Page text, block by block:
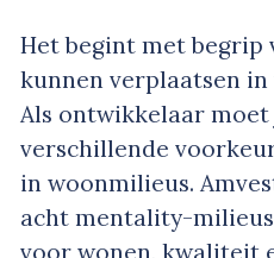
Het begint met begrip
kunnen verplaatsen
Als ontwikkelaar
verschillende
in woonmilieus.
acht mentality-
voor wonen, kwaliteit